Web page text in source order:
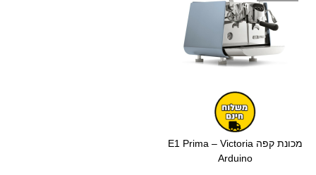
מכונת קפה E1 Prima – Victoria
Arduino